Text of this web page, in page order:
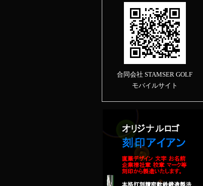
合同会社 STAMSER GOLF
モバイルサイト